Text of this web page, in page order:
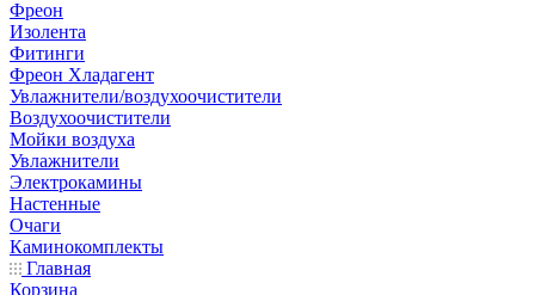
Фреон
Изолента
Фитинги
Фреон Хладагент
Увлажнители/воздухоочистители
Воздухоочистители
Мойки воздуха
Увлажнители
Электрокамины
Настенные
Очаги
Каминокомплекты
Главная
Корзина